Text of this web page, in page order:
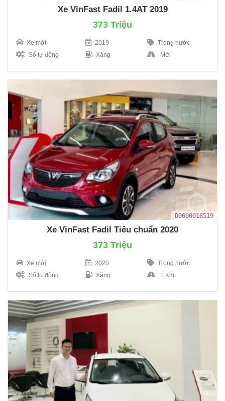
Xe VinFast Fadil 1.4AT 2019
373 Triệu
Xe mới 2019
Trong nước
Số tự động
Xăng Mới
D0000018519
Xe VinFast Fadil Tiêu chuẩn 2020
373 Triệu
Xe mới 2020
Trong nước
Số tự động
Xăng 1 Km